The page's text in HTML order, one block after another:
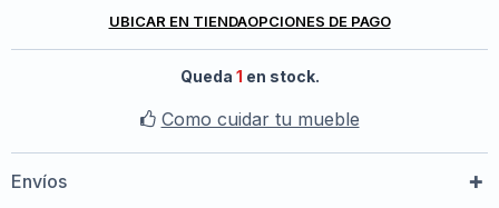
UBICAR EN TIENDAOPCIONES DE PAGO
Queda 1 en stock.
Como cuidar tu mueble
Envíos